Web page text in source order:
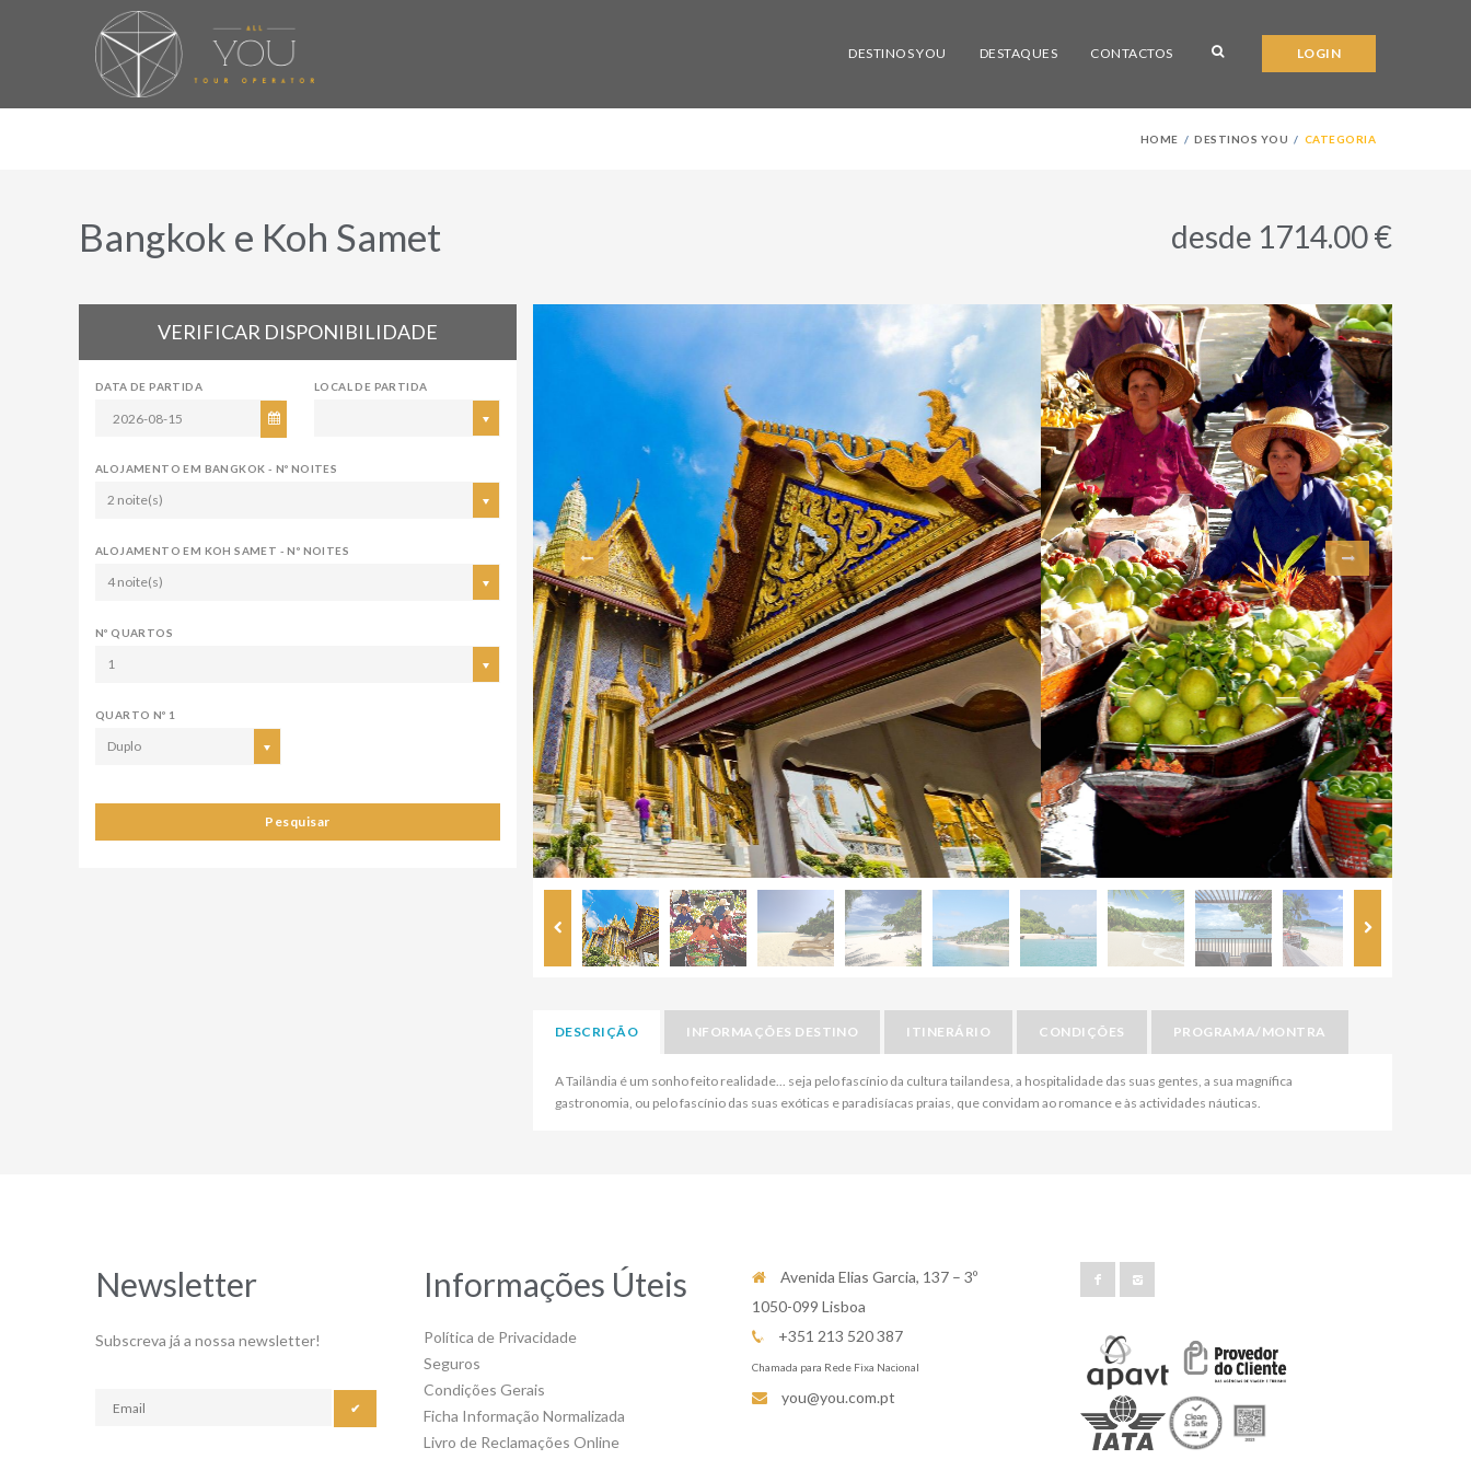
DESTINOS YOU DESTAQUES CONTACTOS LOGIN
HOME DESTINOS YOU CATEGORIA
Bangkok e Koh Samet desde 1714.00 €
VERIFICAR DISPONIBILIDADE
DATA DE PARTIDA LOCAL DE PARTIDA
ALOJAMENTO EM BANGKOK - Nº NOITES
2 noite(s)
ALOJAMENTO EM KOH SAMET - Nº NOITES
4 noite(s)
Nº QUARTOS
1
QUARTO Nº 1
Duplo
Pesquisar
DESCRIÇÃO INFORMAÇÕES DESTINO ITINERÁRIO CONDIÇÕES PROGRAMA/MONTRA
A Tailândia é um sonho feito realidade... seja pelo fascínio da cultura tailandesa, a hospitalidade das suas gentes, a sua magnífica
gastronomia, ou pelo fascínio das suas exóticas e paradisíacas praias, que convidam ao romance e às actividades náuticas.
Newsletter
Subscreva já a nossa newsletter!
✔
Informações Úteis
Política de Privacidade
Seguros
Condições Gerais
Ficha Informação Normalizada
Livro de Reclamações Online
Avenida Elias Garcia, 137 – 3º
1050-099 Lisboa
+351 213 520 387
Chamada para Rede Fixa Nacional
you@you.com.pt